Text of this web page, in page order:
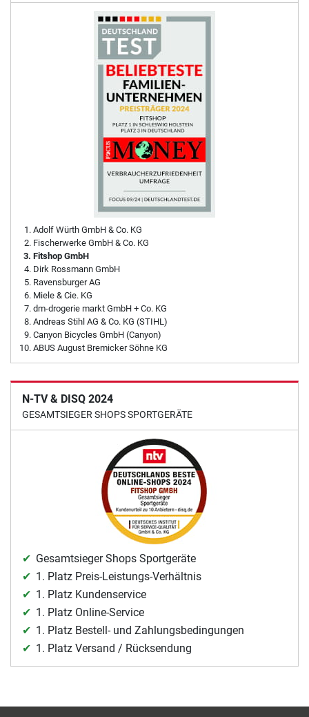
Adolf Würth GmbH & Co. KG
Fischerwerke GmbH & Co. KG
Fitshop GmbH
Dirk Rossmann GmbH
Ravensburger AG
Miele & Cie. KG
dm-drogerie markt GmbH + Co. KG
Andreas Stihl AG & Co. KG (STIHL)
Canyon Bicycles GmbH (Canyon)
ABUS August Bremicker Söhne KG
N-TV & DISQ 2024
GESAMTSIEGER SHOPS SPORTGERÄTE
Gesamtsieger Shops Sportgeräte
1. Platz Preis-Leistungs-Verhältnis
1. Platz Kundenservice
1. Platz Online-Service
1. Platz Bestell- und Zahlungsbedingungen
1. Platz Versand / Rücksendung